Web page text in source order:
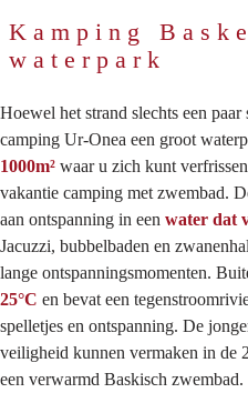
Kamping
waterpark
Hoewel het strand slechts een
camping Ur-Onea een groot
1000m² waar u zich kunt
vakantie camping met zwembad.
aan ontspanning in een water dat
Jacuzzi, bubbelbaden en
lange ontspanningsmomenten.
25°C en bevat een
spelletjes en ontspanning. De
veiligheid kunnen vermaken in de
een verwarmd Baskisch zwembad.